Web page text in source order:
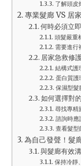
了解頭皮
專業髮廊 VS 居
何時必須立
頭髮嚴重
需要進行
居家急救修
結構式護
蛋白質護
保濕型髮
如何選擇對
尋找專精
諮詢時應
查看髮型
為自己發聲！髮
與髮廊有效
保持冷靜